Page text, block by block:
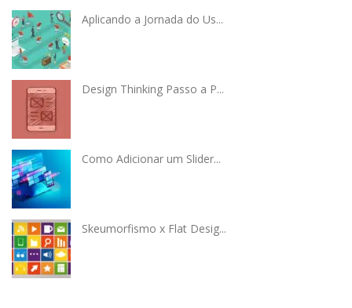
Aplicando a Jornada do Us...
Design Thinking Passo a P...
Como Adicionar um Slider...
Skeumorfismo x Flat Desig...